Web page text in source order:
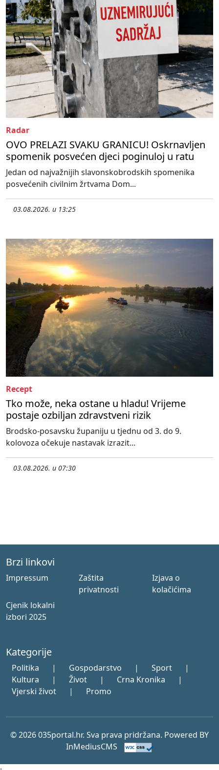
Radar
OVO PRELAZI SVAKU GRANICU! Oskrnavljen
spomenik posvećen djeci poginuloj u ratu
Jedan od najvažnijih slavonskobrodskih spomenika
posvećenih civilnim žrtvama Dom...
03.08.2026. u 13:25
Recept
Tko može, neka ostane u hladu! Vrijeme
postaje ozbiljan zdravstveni rizik
Brodsko-posavsku županiju u tjednu od 3. do 9.
kolovoza očekuje nastavak izrazit...
03.08.2026. u 07:30
Brzi linkovi
Impressum
Zaštita
privatnosti
Izjava o
kolačićima
Cjenik lokalni
izbori 2025
Kategorije
Politika | Gospodarstvo | Sport
|
Kultura
| Život | Crna Kronika
|
Vjerski život
| Promo
© 2026 035portal.hr. Sva prava pridržana. Powered BY
InMediusCMS